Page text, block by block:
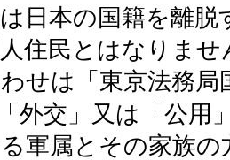
日本の国籍を離
住民とはなりま
せは「東京法務
交」又は「公用
軍属とその家族